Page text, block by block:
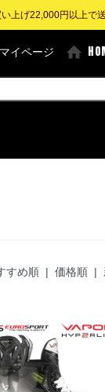
げ22,000円以上で
マイページ
すめ順 | 価格順 |